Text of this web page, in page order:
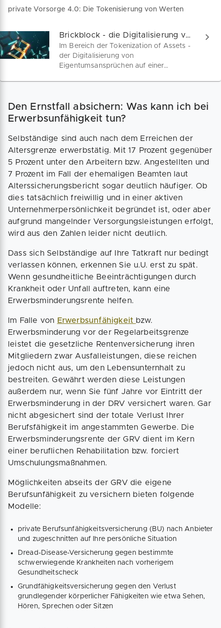
private Vorsorge 4.0: Die Tokenisierung von Werten
Brickblock - die Digitalisierung von Eigentumsansprüchen
Im Bereich der Tokenization of Assets -
der Digitalisierung von
Eigentumsansprüchen auf einer
buchstäblich zusammengeführt.
Insbesondere Immobilienwerte sollen
auf der Brickblock - Chain abgebildet
und durch anteilseignende Token
verschlüsseltes Eigentum
fälschungssicher abgebildet werden
können.
Den Ernstfall absichern: Was kann ich bei
Erwerbsunfähigkeit tun?
Selbständige sind auch nach dem Erreichen der
Altersgrenze erwerbstätig. Mit 17 Prozent gegenüber
5 Prozent unter den Arbeitern bzw. Angestellten und
7 Prozent im Fall der ehemaligen Beamten laut
Alterssicherungsbericht sogar deutlich häufiger. Ob
dies tatsächlich freiwillig und in einer aktiven
Unternehmerpersönlichkeit begründet ist, oder aber
aufgrund mangelnder Versorgungsleistungen erfolgt,
wird aus den Zahlen leider nicht deutlich.
Dass sich Selbständige auf Ihre Tatkraft nur bedingt
verlassen können, erkennen Sie u.U. erst zu spät.
Wenn gesundheitliche Beeinträchtigungen durch
Krankheit oder Unfall auftreten, kann eine
Erwerbsminderungsrente helfen.
Im Falle von Erwerbsunfähigkeit bzw.
Erwerbsminderung vor der Regelarbeitsgrenze
leistet die gesetzliche Rentenversicherung ihren
Mitgliedern zwar Ausfalleistungen, diese reichen
jedoch nicht aus, um den Lebensunternhalt zu
bestreiten. Gewährt werden diese Leistungen
außerdem nur, wenn Sie fünf Jahre vor Eintritt der
Erwerbsminderung in der DRV versichert waren. Gar
nicht abgesichert sind der totale Verlust Ihrer
Berufsfähigkeit im angestammten Gewerbe. Die
Erwerbsminderungsrente der GRV dient im Kern
einer beruflichen Rehabilitation bzw. forciert
Umschulungsmaßnahmen.
Möglichkeiten abseits der GRV die eigene
Berufsunfähigkeit zu versichern bieten folgende
Modelle:
private Berufsunfähigkeitsversicherung (BU) nach Anbieter
und zugeschnitten auf Ihre persönliche Situation
Dread-Disease-Versicherung gegen bestimmte
schwerwiegende Krankheiten nach vorherigem
Gesundheitscheck
Grundfähigkeitsversicherung gegen den Verlust
grundlegender körperlicher Fähigkeiten wie etwa Sehen,
Hören, Sprechen oder Sitzen